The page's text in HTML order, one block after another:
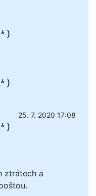
)
)
25. 7. 2020 17:08
)
ztrátech a